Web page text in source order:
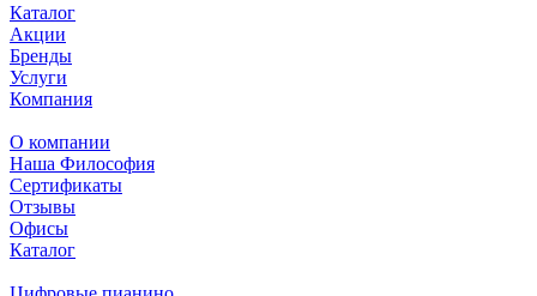
Каталог
Акции
Бренды
Услуги
Компания
О компании
Наша Философия
Сертификаты
Отзывы
Офисы
Каталог